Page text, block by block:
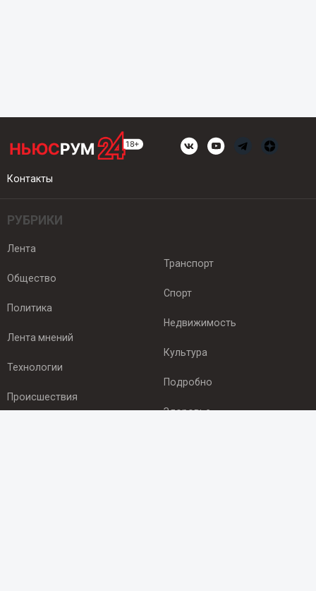
Контакты
РУБРИКИ
Лента
Общество
Политика
Лента мнений
Технологии
Происшествия
Транспорт
Спорт
Недвижимость
Культура
Подробно
Здоровье